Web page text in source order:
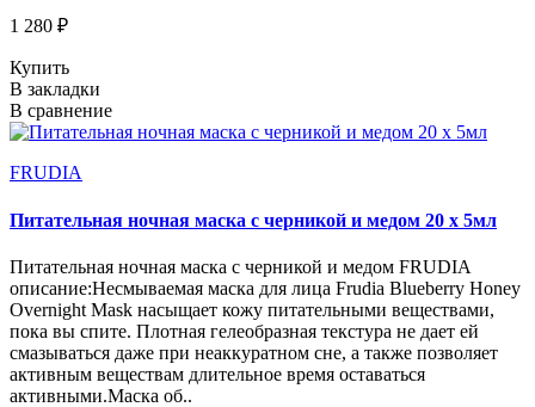
1 280 ₽
Купить
В закладки
В сравнение
FRUDIA
Питательная ночная маска с черникой и медом 20 х 5мл
Питательная ночная маска с черникой и медом FRUDIA
описание:Несмываемая маска для лица Frudia Blueberry Honey
Overnight Mask насыщает кожу питательными веществами,
пока вы спите. Плотная гелеобразная текстура не дает ей
смазываться даже при неаккуратном сне, а также позволяет
активным веществам длительное время оставаться
активными.Маска об..